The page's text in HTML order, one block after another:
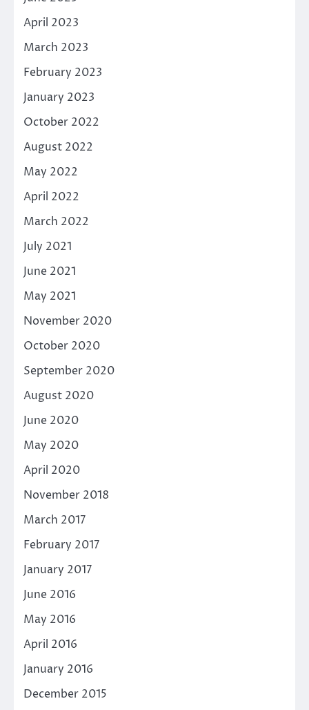
April 2023
March 2023
February 2023
January 2023
October 2022
August 2022
May 2022
April 2022
March 2022
July 2021
June 2021
May 2021
November 2020
October 2020
September 2020
August 2020
June 2020
May 2020
April 2020
November 2018
March 2017
February 2017
January 2017
June 2016
May 2016
April 2016
January 2016
December 2015